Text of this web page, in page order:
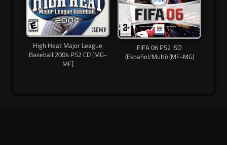
High Heat Major League
Baseball 2004 PS2 CD [MG-
MF]
FIFA 06 PS2 ISO
(Español/Multi) (MF-MG)